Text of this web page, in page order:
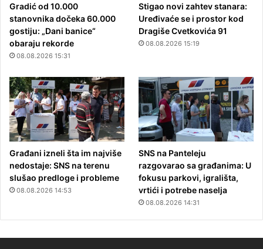
Gradić od 10.000
stanovnika dočeka 60.000
gostiju: „Dani banice“
obaraju rekorde
08.08.2026 15:31
Stigao novi zahtev stanara:
Uređivaće se i prostor kod
Dragiše Cvetkovića 91
08.08.2026 15:19
Građani izneli šta im najviše
nedostaje: SNS na terenu
slušao predloge i probleme
08.08.2026 14:53
SNS na Panteleju
razgovarao sa građanima: U
fokusu parkovi, igrališta,
vrtići i potrebe naselja
08.08.2026 14:31